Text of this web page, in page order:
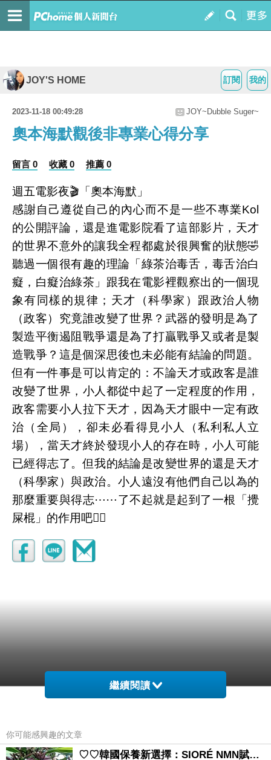
我的
訂閱
JOY'S HOME
2023-11-18 00:49:28 JOY~Dubble Suger~
奧本海默觀後非專業心得分享
留言 0 收藏 0 推薦 0
週五電影夜🎬「奧本海默」
感謝自己遵從自己的內心而不是一些不專業Kol
的公開評論，還是進電影院看了這部影片，天才
的世界不意外的讓我全程都處於很興奮的狀態🤣
聽過一個很有趣的理論「綠茶治毒舌，毒舌治白
癡，白癡治綠茶」跟我在電影裡觀察出的一個現
象有同樣的規律；天才（科學家）跟政治人物
（政客）究竟誰改變了世界？武器的發明是為了
製造平衡遏阻戰爭還是為了打贏戰爭又或者是製
造戰爭？這是個深思後也未必能有結論的問題。
但有一件事是可以肯定的：不論天才或政客是誰
改變了世界，小人都從中起了一定程度的作用，
政客需要小人拉下天才，因為天才眼中一定有政
治（全局），卻未必看得見小人（私利私人立
場），當天才終於發現小人的存在時，小人可能
已經得志了。但我的結論是改變世界的還是天才
（科學家）與政治。小人遠沒有他們自己以為的
那麼重要與得志⋯⋯了不起就是起到了一根「攪
屎棍」的作用吧🤷‍♀️
繼續閱讀
你可能感興趣的文章
♡♡韓國保養新選擇：SIORÉ NMN賦活泡泡化妝水♡♡